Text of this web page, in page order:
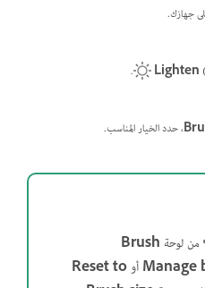
جهازك.
Lighten
.
، حدد الخيار المناسب.
من لوحة Brush
ManageأوReset to